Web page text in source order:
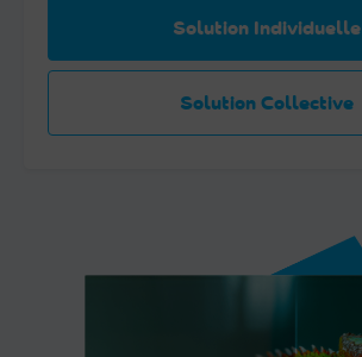
Solution Individuelle
Solution Collective